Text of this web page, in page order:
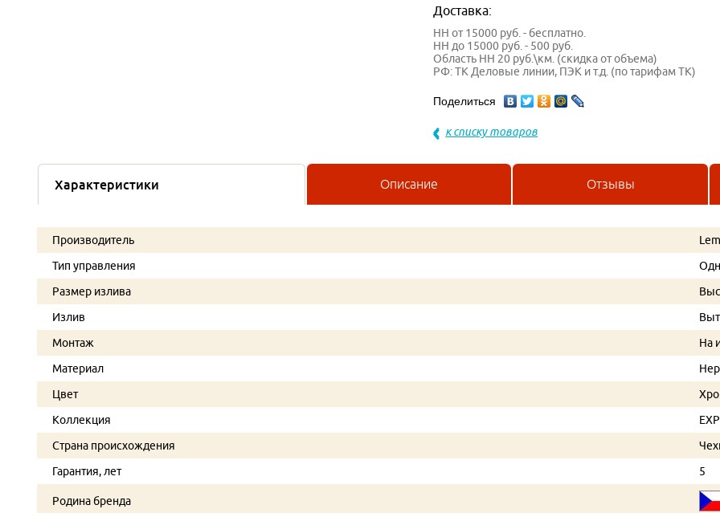
Доставка:
НН от 15000 руб. - бесплатно.
НН до 15000 руб. - 500 руб.
Область НН 20 руб.\км. (скидка от объема)
РФ: ТК Деловые линии, ПЭК и т.д. (по тарифам ТК)
Поделиться
к списку товаров
Характеристики Описание Отзывы
Производитель
Тип управления
Размер излива
Излив
Монтаж
На
Материал
Цвет
Коллекция
Страна происхождения
Гарантия, лет
5
Родина бренда